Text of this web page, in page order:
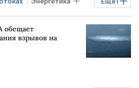
обещает
взрывов на